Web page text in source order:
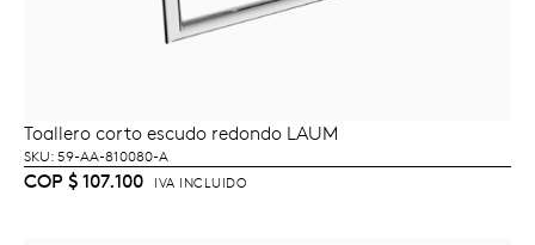
AÑADIR AL CARRITO
Toallero corto escudo redondo LAUM
SKU: 59-AA-810080-A
COP $ 107.100 IVA INCLUIDO